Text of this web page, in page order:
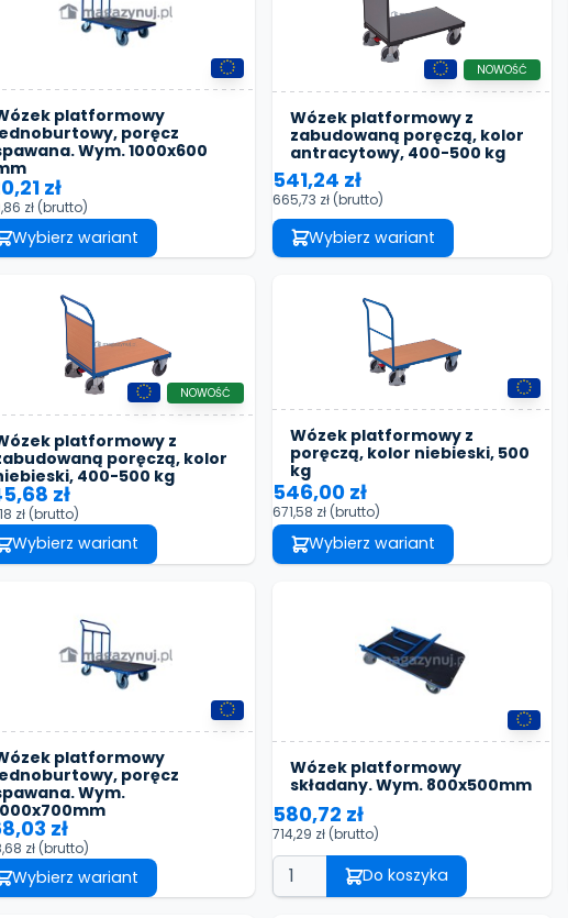
platformowy
poręcz
Wym. 1000x600
zł
zł (brutto)
Wybierz wariant
Wózek platformowy z
zabudowaną poręczą, kolor
antracytowy, 400-500 kg
NOWOŚĆ
541,24 zł
665,73 zł (brutto)
Wybierz wariant
platformowy z
poręczą, kolor
400-500 kg
NOWOŚĆ
zł
zł (brutto)
Wybierz wariant
Wózek platformowy z
poręczą, kolor niebieski, 500
kg
546,00 zł
671,58 zł (brutto)
Wybierz wariant
platformowy
poręcz
Wym.
zł
zł (brutto)
Wybierz wariant
Wózek platformowy
składany. Wym. 800x500mm
580,72 zł
714,29 zł (brutto)
Do koszyka